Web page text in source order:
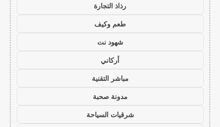
رذاذ التجارة
طعم وكيف
شهود نت
أركاني
مباشر التقنية
مدونة صحبة
شرقيات السياحة